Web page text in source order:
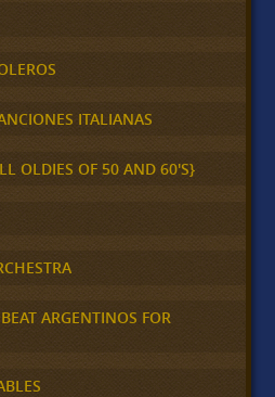
ITALIANAS
OLDIES OF 50 AND 60'S}
ARGENTINOS FOR